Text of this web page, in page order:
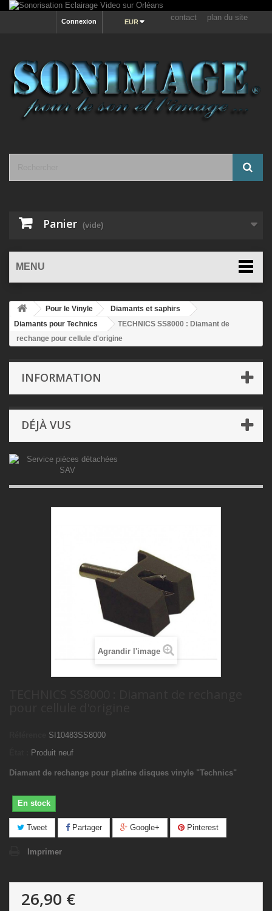
contact plan du site
EUR
Connexion
Panier (vide)
MENU
Pour le Vinyle
Diamants et saphirs
Diamants pour Technics
TECHNICS SS8000 : Diamant de
rechange pour cellule d'origine
INFORMATION
DÉJÀ VUS
Agrandir l'image
SI10483SS8000
Produit neuf
Diamant de rechange pour platine disques vinyle "Technics"
En stock
Tweet Partager Google+ Pinterest
Imprimer
26,90 €